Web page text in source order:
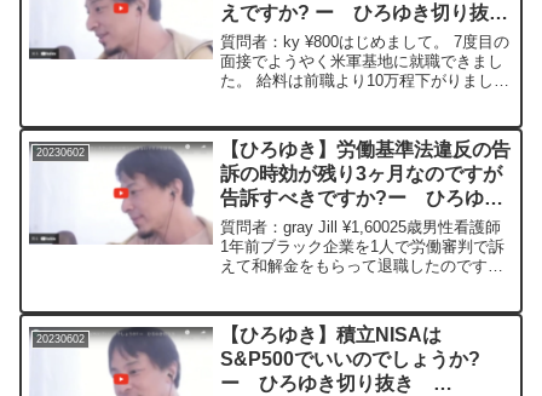
えですか? ー ひろゆき切り抜
き 20230602
質問者：ky ¥800はじめまして。 7度目の
面接でようやく米軍基地に就職できまし
た。 給料は前職より10万程下がりました
どうお考えですか? 周りからはアメリカ
の奴隷...
20230602
【ひろゆき】労働基準法違反の告
訴の時効が残り3ヶ月なのですが
告訴すべきですか?ー ひろゆき
切り抜き 20230602
質問者：gray Jill ¥1,60025歳男性看護師
1年前ブラック企業を1人で労働審判で訴
えて和解金をもらって退職したのですが
通報しまくったりしてますが相手方は...
20230602
【ひろゆき】積立NISAは
S&P500でいいのでしょうか?
ー ひろゆき切り抜き